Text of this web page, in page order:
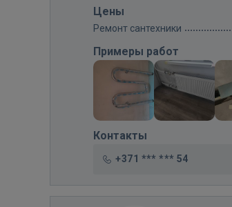
Цены
Ремонт сантехники
Примеры работ
Контакты
+371 *** *** 54